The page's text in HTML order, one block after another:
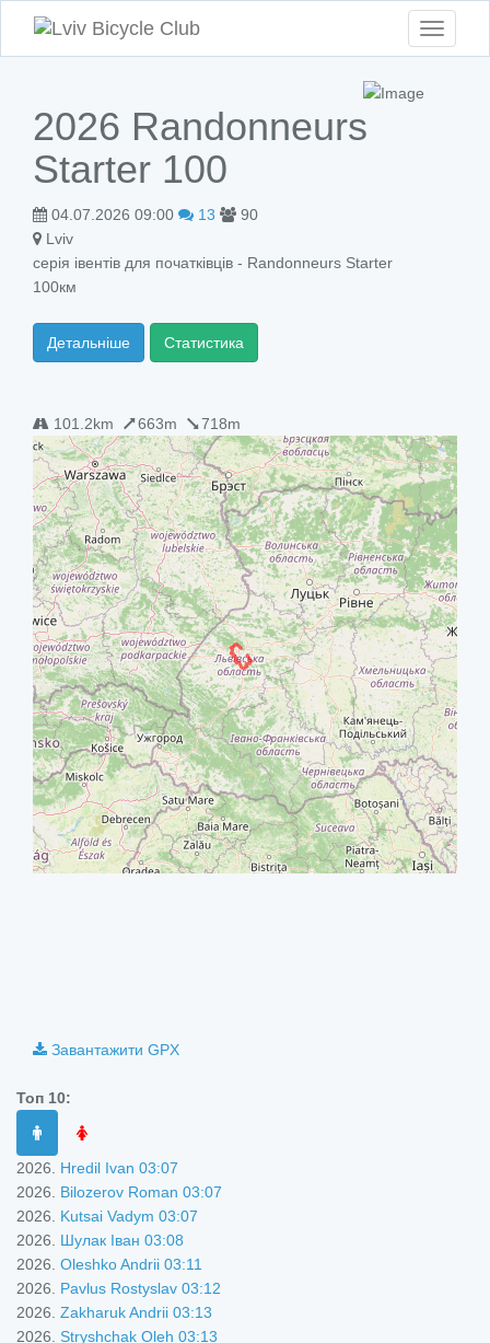
Toggle
2026 Randonneurs
Starter 100
04.07.2026 09:00 13
90
Lviv
серія івентів для початківців - Randonneurs Starter
100км
Детальніше Статистика
101.2km 663m 718m
Завантажити GPX
Топ 10:
2026. Hredil Ivan 03:07
2026. Bilozerov Roman 03:07
2026. Kutsai Vadym 03:07
2026. Шулак Іван 03:08
2026. Oleshko Andrii 03:11
2026. Pavlus Rostyslav 03:12
2026. Zakharuk Andrii 03:13
2026. Stryshchak Oleh 03:13